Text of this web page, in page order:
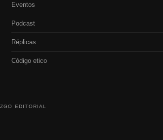
Eventos
Podcast
Réplicas
Código etico
EDITORIAL